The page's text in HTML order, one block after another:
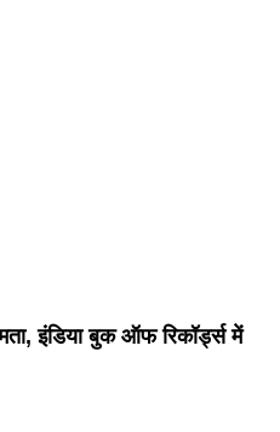
इंडिया बुक ऑफ रिकॉर्ड्स में